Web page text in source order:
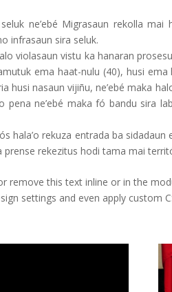
ne’ebé Migrasaun rekolla
infrasaun sira seluk.
violasaun vistu ka hanaran
ema haat-nulu (40), husi
husi nasaun vijiñu, ne’ebé maka
pena ne’ebé maka fó bandu sira
hala’o rekuza entrada ba
prense rekezitus hodi tama mai
remove this text inline or in the
settings and even apply custom